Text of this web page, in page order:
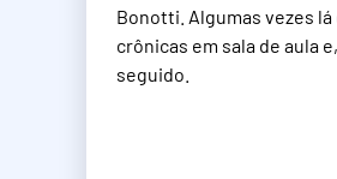
Bonotti. Algumas vezes
crônicas em sala de aula
seguido.